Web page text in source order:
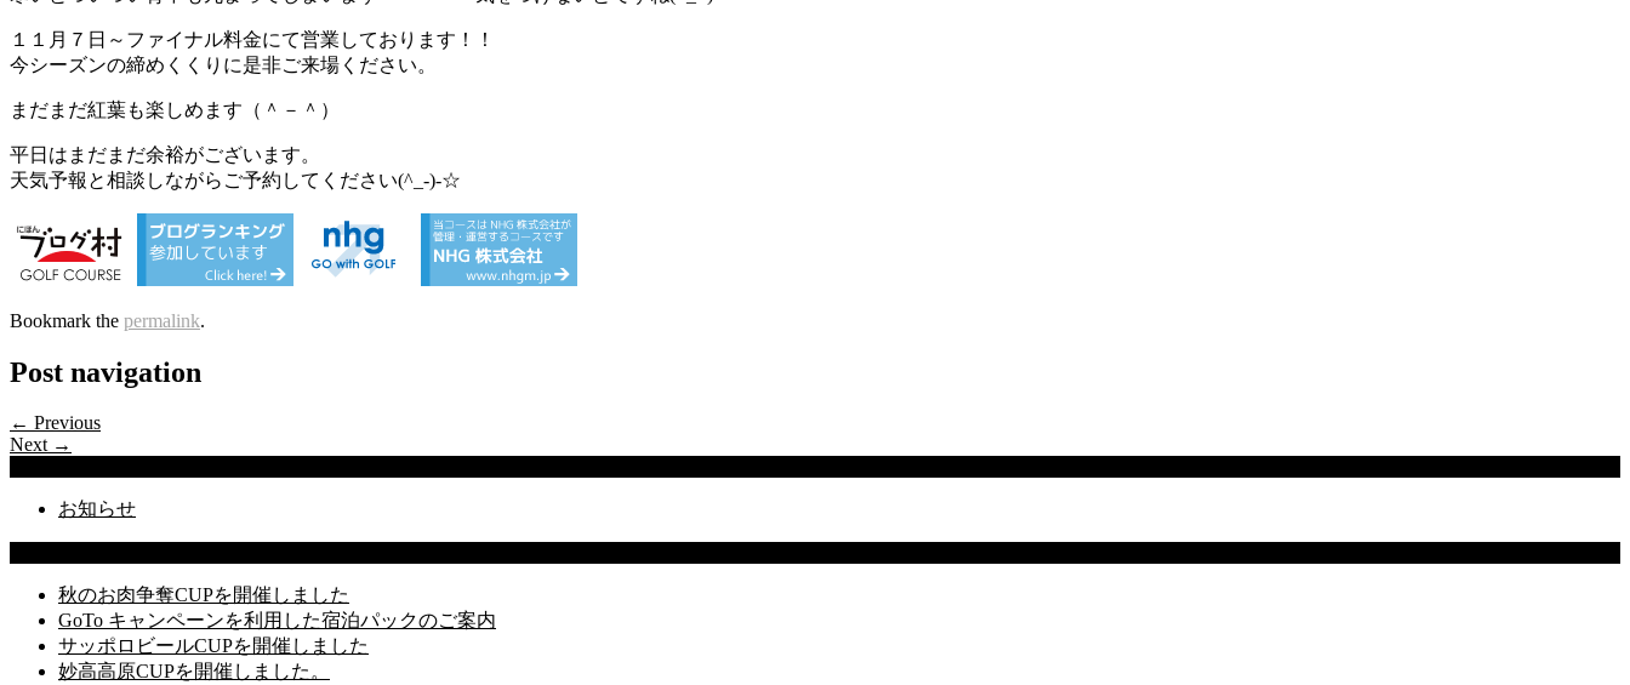
１１月７日～ファイナル料金にて営業しております！！
今シーズンの締めくくりに是非ご来場ください。
まだまだ紅葉も楽しめます（＾－＾）
平日はまだまだ余裕がございます。
天気予報と相談しながらご予約してください(^_-)-☆
Bookmark the permalink.
Post navigation
← Previous
Next →
お知らせ
秋のお肉争奪CUPを開催しました
GoTo キャンペーンを利用した宿泊パックのご案内
サッポロビールCUPを開催しました
妙高高原CUPを開催しました。